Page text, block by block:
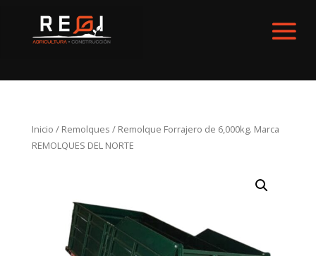
Inicio / Remolques / Remolque Forrajero de 6,000kg. Marca
REMOLQUES DEL NORTE